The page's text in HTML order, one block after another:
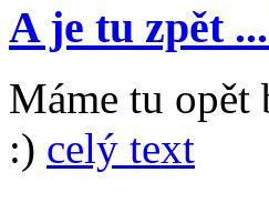
A je tu zpět
Máme tu opět
:) celý text